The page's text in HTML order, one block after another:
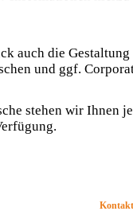
auch die
und ggf.
stehen wir Ihnen
Kontakt